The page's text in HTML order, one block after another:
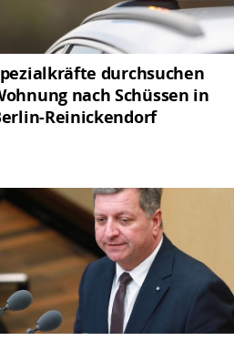
durchsuchen
nach Schüssen in
Reinickendorf